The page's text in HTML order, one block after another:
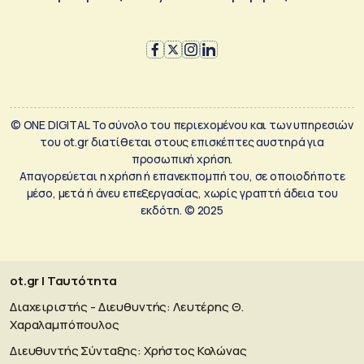
© ONE DIGITAL Το σύνολο του περιεχομένου και των υπηρεσιών
του ot.gr διατίθεται στους επισκέπτες αυστηρά για
προσωπική χρήση.
Απαγορεύεται η χρήση ή επανεκπομπή του, σε οποιοδήποτε
μέσο, μετά ή άνευ επεξεργασίας, χωρίς γραπτή άδεια του
εκδότη. © 2025
ot.gr | Ταυτότητα
Διαχειριστής - Διευθυντής: Λευτέρης Θ.
Χαραλαμπόπουλος
Διευθυντής Σύνταξης: Χρήστος Κολώνας